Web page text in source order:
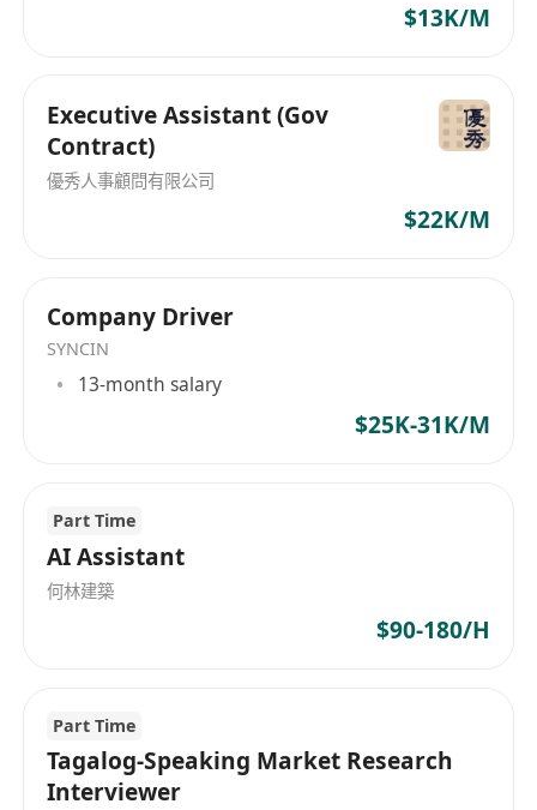
$13K/M
Executive Assistant (Gov
Contract)
優秀人事顧問有限公司
$22K/M
Company Driver
SYNCIN
13-month salary
$25K-31K/M
Part Time
AI Assistant
何林建築
$90-180/H
Part Time
Tagalog-Speaking Market Research
Interviewer